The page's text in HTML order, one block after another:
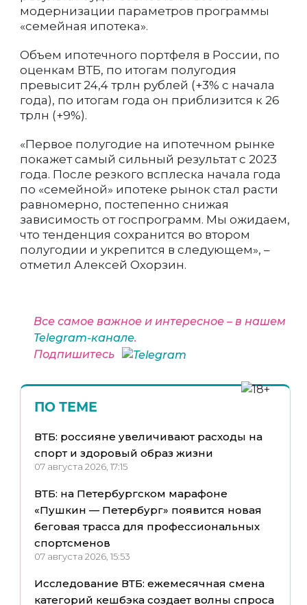
модернизации параметров программы
«семейная ипотека».
Объем ипотечного портфеля в России, по
оценкам ВТБ, по итогам полугодия
превысит 24,4 трлн рублей (+3% с начала
года), по итогам года он приблизится к 26
трлн (+9%).
«Первое полугодие на ипотечном рынке
покажет самый сильный результат с 2023
года. После резкого всплеска начала года
по «семейной» ипотеке рынок стал расти
равномерно, постепенно снижая
зависимость от госпрограмм. Мы ожидаем,
что тенденция сохранится во втором
полугодии и укрепится в следующем», –
отметил Алексей Охорзин.
Все самое важное и интересное – в нашем
Telegram-канале.
Подпишитесь
ПО ТЕМЕ
ВТБ: россияне увеличивают расходы на
спорт и здоровый образ жизни
07 августа 2026, 17:15
ВТБ: на Петербургском марафоне
«Пушкин — Петербург» появится новая
беговая трасса для профессиональных
спортсменов
07 августа 2026, 15:53
Исследование ВТБ: ежемесячная смена
категорий кешбэка создает волны спроса